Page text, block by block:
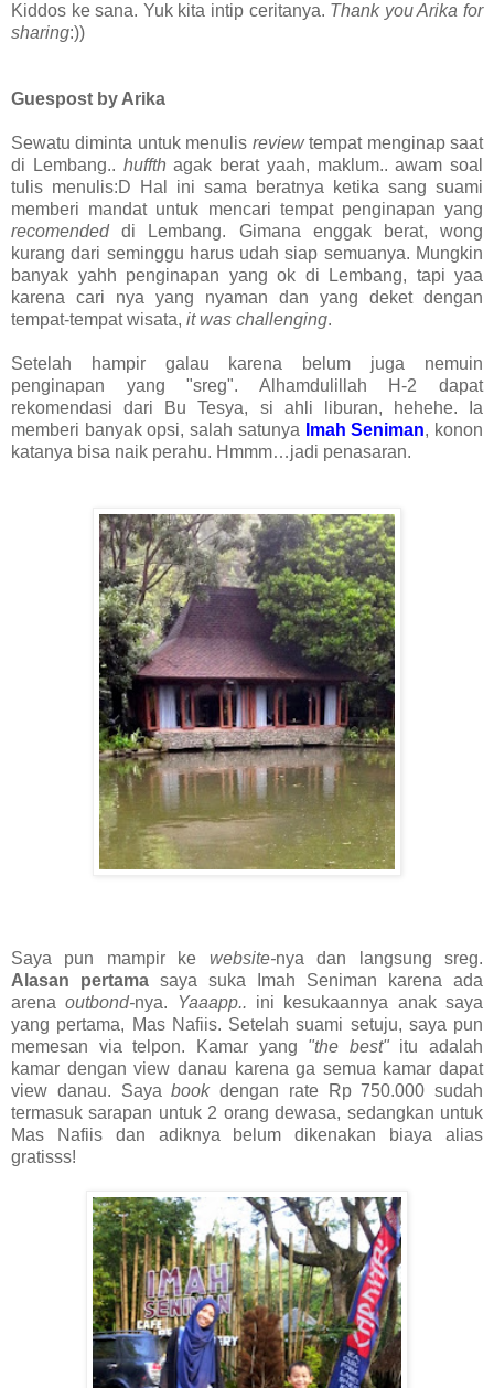
Kiddos ke sana. Yuk kita intip ceritanya. Thank you Arika for
sharing:))
Guespost by Arika
Sewatu diminta untuk menulis reviewtempat menginap saat
di Lembang.. huffth agak berat yaah, maklum.. awam soal
tulis menulis:D Hal ini sama beratnya ketika sang suami
memberi mandat untuk mencari tempat penginapan yang
recomendeddi Lembang. Gimana enggak berat, wong
kurang dari seminggu harus udah siap semuanya. Mungkin
banyak yahh penginapan yang ok di Lembang, tapi yaa
karena cari nya yang nyaman dan yang deket dengan
tempat-tempat wisata, it was challenging.
Setelah hampir galau karena belum juga nemuin
penginapan yang "sreg". Alhamdulillah H-2 dapat
rekomendasi dari Bu Tesya, si ahli liburan, hehehe. Ia
memberi banyak opsi, salah satunya Imah Seniman, konon
katanya bisa naik perahu. Hmmm…jadi penasaran.
Saya pun mampir ke website-nya dan langsung sreg.
Alasan pertama saya suka Imah Seniman karena ada
arenaoutbond-nya. Yaaapp.. ini kesukaannya anak saya
yang pertama, Mas Nafiis. Setelah suami setuju, saya pun
memesan via telpon. Kamar yang "the best"itu adalah
kamar dengan view danau karena ga semua kamar dapat
view danau. Sayabookdengan rate Rp 750.000 sudah
termasuk sarapan untuk 2 orang dewasa, sedangkan untuk
Mas Nafiis dan adiknya belum dikenakan biaya alias
gratisss!